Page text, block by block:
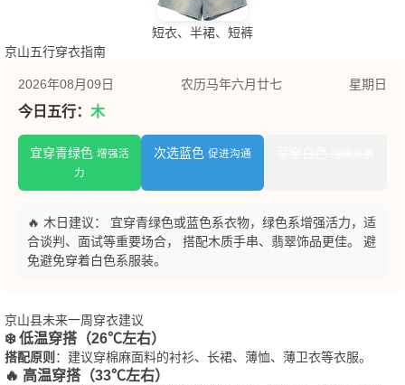
短衣、半裙、短裤
京山五行穿衣指南
2026年08月09日 农历马年六月廿七 星期日
今日五行： 木
宜穿青绿色 增强活
力
次选蓝色 促进沟通
🔥 木日建议： 宜穿青绿色或蓝色系衣物，绿色系增强活力，适
合谈判、面试等重要场合， 搭配木质手串、翡翠饰品更佳。 避
免避免穿着白色系服装。
京山县未来一周穿衣建议
❄️ 低温穿搭（26℃左右）
搭配原则 ：建议穿棉麻面料的衬衫、长裙、薄恤、薄卫衣等衣服。
🔥 高温穿搭（33℃左右）